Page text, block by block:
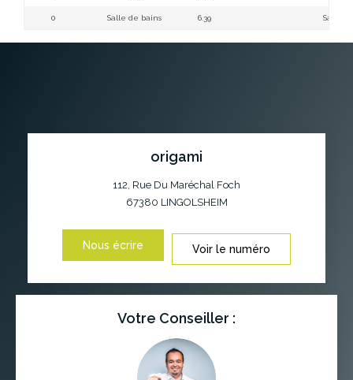
0 Salle de bains 6.39 Salle
origami
112, Rue Du Maréchal Foch
67380 LINGOLSHEIM
Nous écrire Voir le numéro
Votre Conseiller :